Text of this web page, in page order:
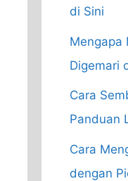
di Sini
Mengapa
Digemari
Cara
Panduan
Cara
dengan